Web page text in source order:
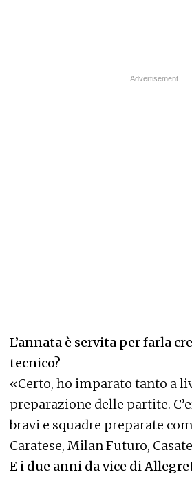
L’annata è servita per farla
tecnico?
«Certo, ho imparato tanto a
preparazione delle partite.
bravi e squadre preparate
Caratese, Milan Futuro,
E i due anni da vice di